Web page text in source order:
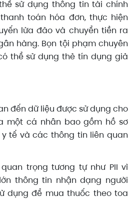
sử dụng thông tin tài chính
toán hóa đơn, thực hiện
lừa đảo và chuyển tiền ra
hàng. Bọn tội phạm chuyên
thể sử dụng thẻ tín dụng giả
đến dữ liệu được sử dụng cho
một cá nhân bao gồm hồ sơ
tế và các thông tin liên quan
trọng tương tự như PII vì
thông tin nhận dạng người
dụng để mua thuốc theo toa